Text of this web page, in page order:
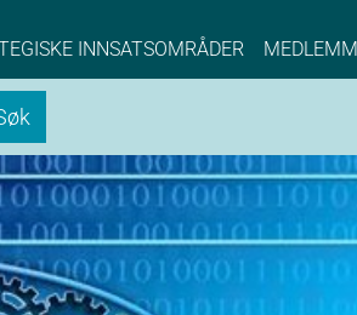
NCE EYDE, Norwegian
INNSATSOMRÅDER